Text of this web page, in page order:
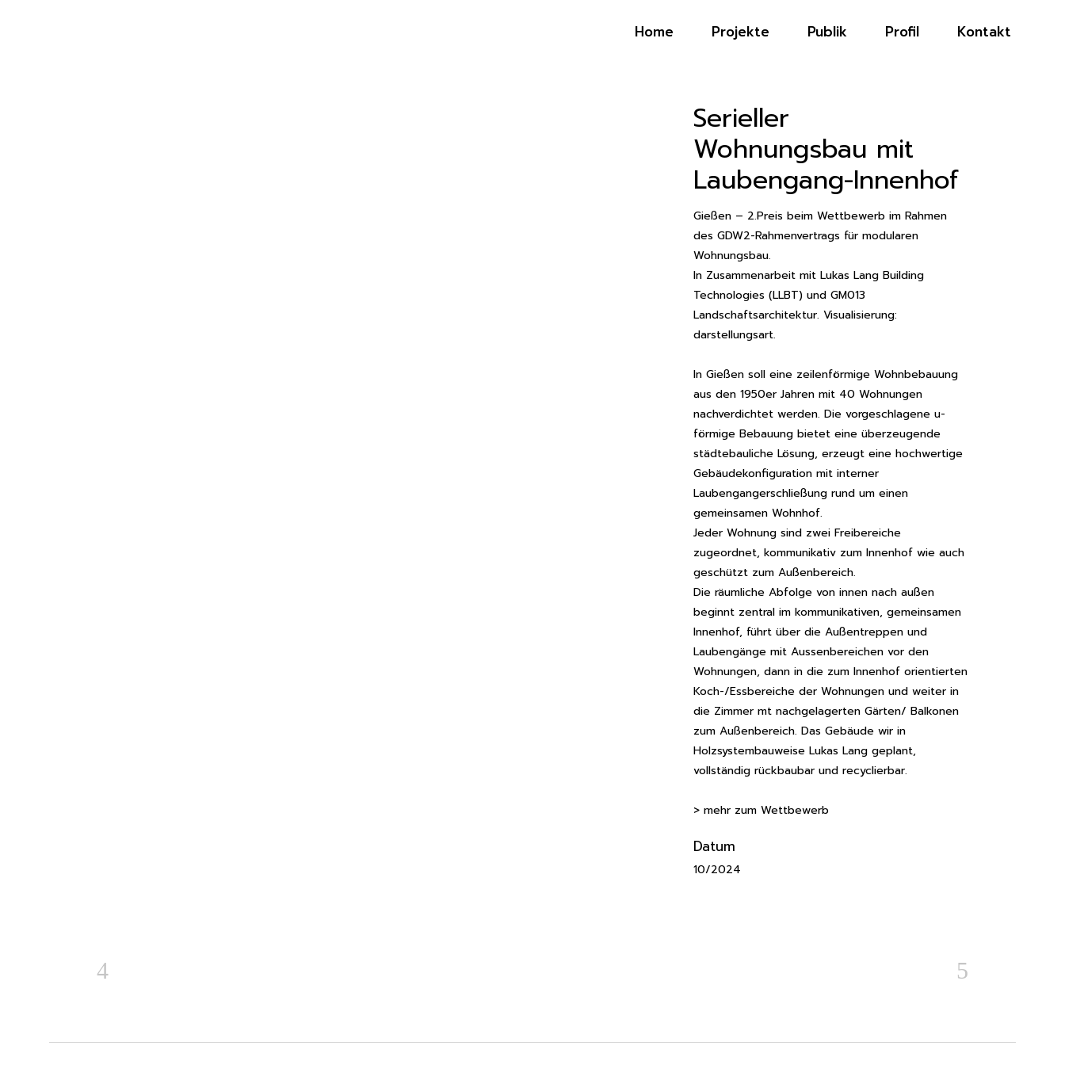
Home Projekte Publik Profil Kontakt
Serieller
Wohnungsbau mit
Laubengang-Innenhof
Gießen – 2.Preis beim Wettbewerb im Rahmen
des GDW2-Rahmenvertrags für modularen
Wohnungsbau.
In Zusammenarbeit mit Lukas Lang Building
Technologies (LLBT) und GM013
Landschaftsarchitektur. Visualisierung:
darstellungsart.
In Gießen soll eine zeilenförmige Wohnbebauung
aus den 1950er Jahren mit 40 Wohnungen
nachverdichtet werden. Die vorgeschlagene u-
förmige Bebauung bietet eine überzeugende
städtebauliche Lösung, erzeugt eine hochwertige
Gebäudekonfiguration mit interner
Laubengangerschließung rund um einen
gemeinsamen Wohnhof.
Jeder Wohnung sind zwei Freibereiche
zugeordnet, kommunikativ zum Innenhof wie auch
geschützt zum Außenbereich.
Die räumliche Abfolge von innen nach außen
beginnt zentral im kommunikativen, gemeinsamen
Innenhof, führt über die Außentreppen und
Laubengänge mit Aussenbereichen vor den
Wohnungen, dann in die zum Innenhof orientierten
Koch-/Essbereiche der Wohnungen und weiter in
die Zimmer mt nachgelagerten Gärten/ Balkonen
zum Außenbereich. Das Gebäude wir in
Holzsystembauweise Lukas Lang geplant,
vollständig rückbaubar und recyclierbar.
> mehr zum Wettbewerb
Datum
10/2024